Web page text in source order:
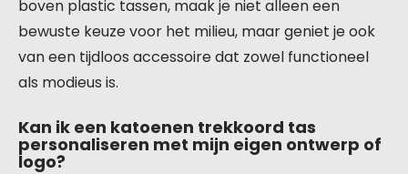
boven plastic tassen, maak je niet alleen een
bewuste keuze voor het milieu, maar geniet je ook
van een tijdloos accessoire dat zowel functioneel
als modieus is.
Kan ik een katoenen trekkoord tas
personaliseren met mijn eigen ontwerp of
logo?